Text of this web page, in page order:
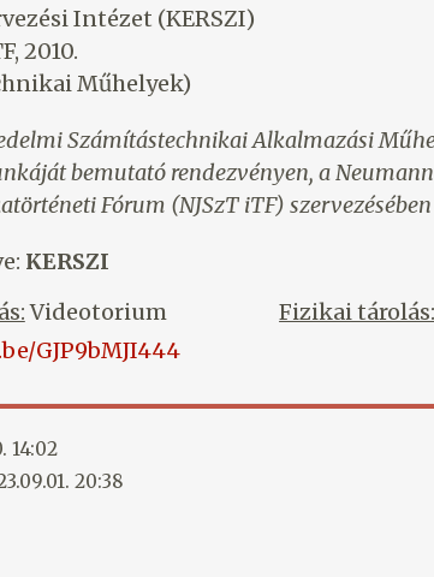
Intézet (KERSZI)
2010.
Műhelyek)
Számítástechnikai Alkalmazási
bemutató rendezvényen, a
Fórum (NJSzT iTF) szervezésében
KERSZI
Videotorium
GJP9bMJI444
Fizikai tárolás:
14:02
20:38